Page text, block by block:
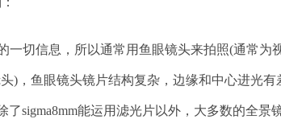
一切信息，所以通常用鱼眼镜头来拍照(通常为
)，鱼眼镜头镜片结构复杂，边缘和中心进光
sigma8mm能运用滤光片以外，大多数的全景